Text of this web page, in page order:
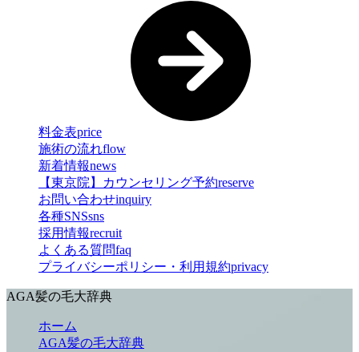
料金表price
施術の流れflow
新着情報news
【東京院】カウンセリング予約reserve
お問い合わせinquiry
各種SNSsns
採用情報recruit
よくある質問faq
プライバシーポリシー・利用規約privacy
AGA髪の毛大辞典
ホーム
AGA髪の毛大辞典